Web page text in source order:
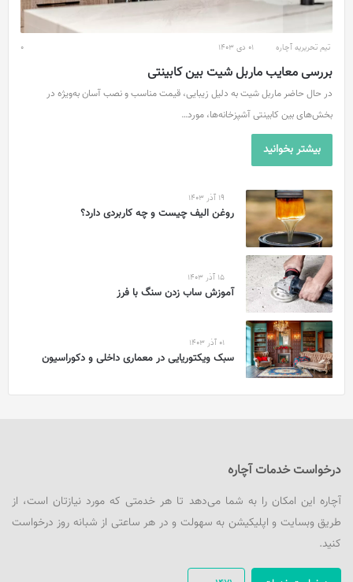
تیم تحریریه آچاره 01 دی 1403 0
بررسی معایب ماربل شیت بین کابینتی
در حال حاضر ماربل شیت به دلیل زیبایی، قیمت مناسب و نصب آسان به‌ویژه در
بخش‌های بین کابینتی آشپزخانه‌ها، مورد…
بیشتر بخوانید
19 آذر 1403
روغن الیف چیست و چه کاربردی دارد؟
15 آذر 1403
آموزش ساب زدن سنگ با فرز
01 آذر 1403
سبک ویکتوریایی در معماری داخلی و دکوراسیون
درخواست خدمات آچاره
آچاره این امکان را به شما می‌دهد تا هر خدمتی که مورد نیازتان است، از
طریق وبسایت و اپلیکیشن به سهولت و در هر ساعتی از شبانه روز درخواست
کنید.